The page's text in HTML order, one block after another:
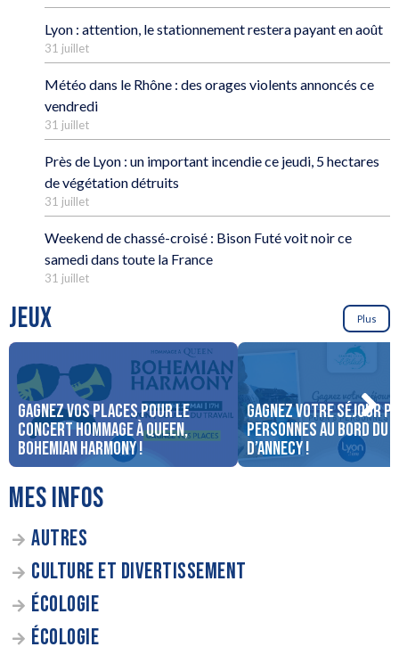
Lyon : attention, le stationnement restera payant en août
31 juillet
Météo dans le Rhône : des orages violents annoncés ce
vendredi
31 juillet
Près de Lyon : un important incendie ce jeudi, 5 hectares
de végétation détruits
31 juillet
Weekend de chassé-croisé : Bison Futé voit noir ce
samedi dans toute la France
31 juillet
JEUX Plus
Gagnez vos places pour le
concert Hommage à Queen,
Bohemian Harmony !
Gagnez votre séjour
personnes au bord du
d’Annecy !
MES INFOS
AUTRES
CULTURE ET DIVERTISSEMENT
ÉCOLOGIE
ÉCOLOGIE